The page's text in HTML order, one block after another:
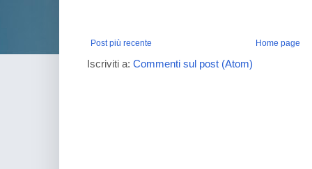
Post più recente Home page
Iscriviti a: Commenti sul post (Atom)